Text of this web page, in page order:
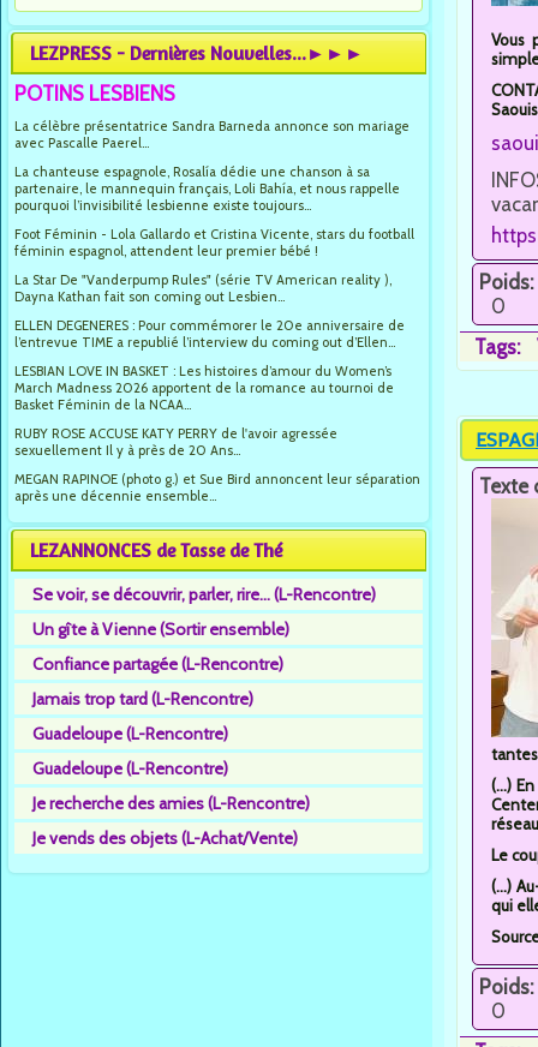
LEZPRESS - Dernières Nouvelles...►►►
POTINS LESBIENS
La célèbre présentatrice Sandra Barneda annonce son mariage
avec Pascalle Paerel...
La chanteuse espagnole, Rosalía dédie une chanson à sa
partenaire, le mannequin français, Loli Bahía, et nous rappelle
pourquoi l’invisibilité lesbienne existe toujours...
Foot Féminin - Lola Gallardo et Cristina Vicente, stars du football
féminin espagnol, attendent leur premier bébé !
La Star De "Vanderpump Rules" (série TV American reality ),
Dayna Kathan fait son coming out Lesbien...
ELLEN DEGENERES : Pour commémorer le 20e anniversaire de
l’entrevue TIME a republié l’interview du coming out d’Ellen...
LESBIAN LOVE IN BASKET : Les histoires d’amour du Women’s
March Madness 2026 apportent de la romance au tournoi de
Basket Féminin de la NCAA...
RUBY ROSE ACCUSE KATY PERRY de l'avoir agressée
sexuellement Il y à près de 20 Ans...
MEGAN RAPINOE (photo g.) et Sue Bird annoncent leur séparation
après une décennie ensemble...
LEZANNONCES de Tasse de Thé
Se voir, se découvrir, parler, rire... (L-Rencontre)
Un gîte à Vienne (Sortir ensemble)
Confiance partagée (L-Rencontre)
Jamais trop tard (L-Rencontre)
Guadeloupe (L-Rencontre)
Guadeloupe (L-Rencontre)
Je recherche des amies (L-Rencontre)
Je vends des objets (L-Achat/Vente)
Vous
Poids:
0
Tags:
Texte
(...)
Le
(...)
qui
Poids:
0